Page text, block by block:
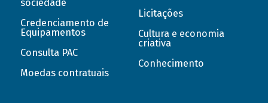
sociedade
Credenciamento de
Equipamentos
Consulta PAC
Moedas contratuais
Licitações
Cultura e economia
criativa
Conhecimento